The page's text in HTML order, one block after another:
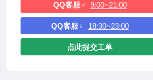
QQ客服♂ 9:00~21:00
QQ客服♀ 18:30~23:00
点此提交工单